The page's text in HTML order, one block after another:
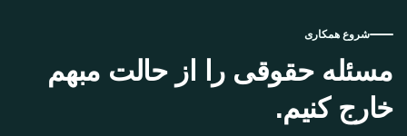
شروع همکاری
مسئله حقوقی را از حالت مبهم
خارج کنیم.